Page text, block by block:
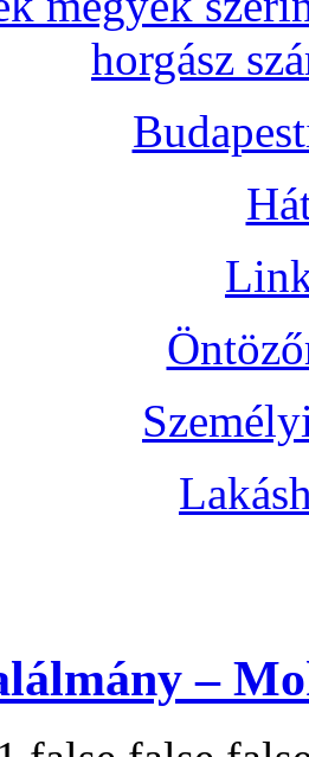
horgász
–